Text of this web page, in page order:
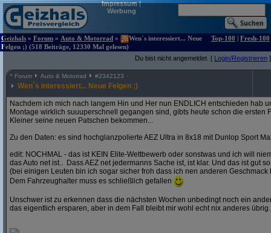
Impressum|
Werbung
Geizhals » Forum » Auto & Motorrad »
Wen´s interessiert... Neue
Felgen ;) (518 Beiträge, 12330 Mal gelesen)
Top-100 | Fresh-100
Du bist nicht angemeldet. [ Login/Registrieren ]
^ Forum Auto & Motorrad #2342123
Wen´s interessiert... Neue Felgen ;)
Nachdem ich mich nach langem Hin und Her nun ENDLICH entschieden hab
Montage wirklich suuuperschnell gegangen sind, gibts heute schon die ersten
Kleiner seine neuen Patschen bekommen...
Zu den Daten: es sind hochglanzpolierte AEZ Ultra in 8x18 mit Dunlop Sport
edit: NOCHMAL - das ist KEIN Elite-Wettbewerb oder sonstwas und ich will
das Auto net ist.. Dass AEZ net jedermanns Sache ist, ist klar. Und das ist gut
(bei einigen Leuten bin ich sogar sicher froh dass ich nen anderen Geschmack
Dem Fahrzeughalter muss es schließlich gefallen
Unschwer ist zu erkennen dass die nächsten Wochen unbedingt noch ein
das eigentlich ersparen, aber in dem Fall bleibt mir wohl echt nix anderes